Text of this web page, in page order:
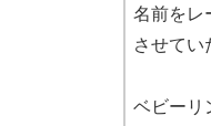
名前をレ
させてい
ベビーリ